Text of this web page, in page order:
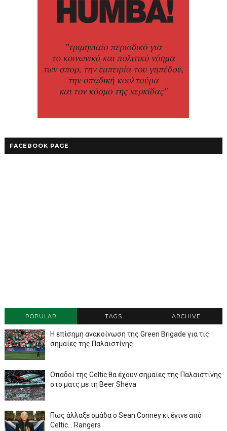
FACEBOOK PAGE
POPULAR TAGS ARCHIVE
Η επίσημη ανακοίνωση της Green Brigade για τις
σημαίες της Παλαιστίνης
Οπαδοί της Celtic θα έχουν σημαίες της Παλαιστίνης
στο ματς με τη Beer Sheva
Πως άλλαξε ομάδα ο Sean Conney κι έγινε από
Celtic... Rangers